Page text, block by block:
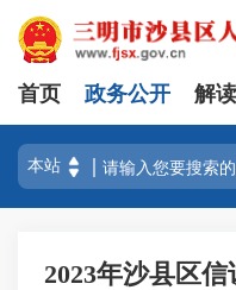
首页 政务公开 解
2023年沙县区